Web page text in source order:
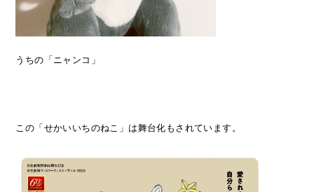
うちの「ニャンコ」
この「せかいいちのねこ」は舞台化もされています。